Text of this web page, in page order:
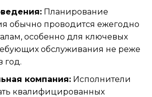
Планирование
обычно проводится ежегодно
особенно для ключевых
обслуживания не реже
год.
компания:Исполнители
квалифицированных